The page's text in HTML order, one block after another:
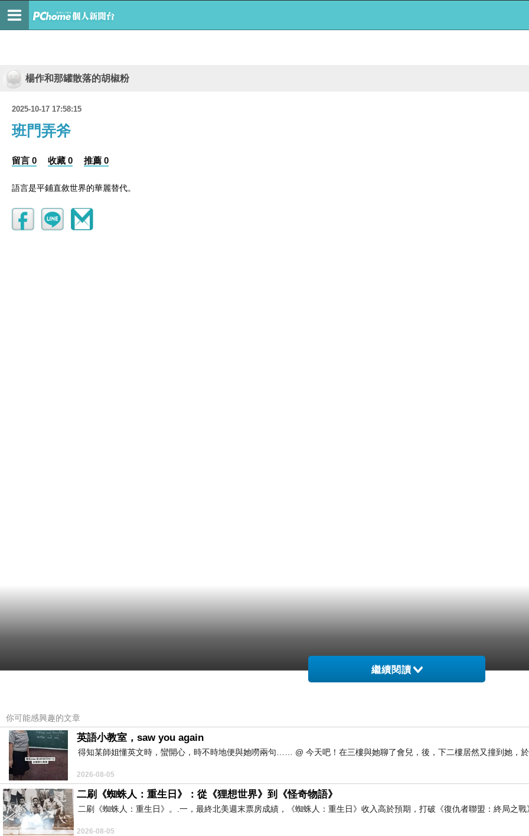
楊作和那罐散落的胡椒粉
2025-10-17 17:58:15
班門弄斧
留言 0 收藏 0 推薦 0
語言是平鋪直敘世界的華麗替代。
繼續閱讀
你可能感興趣的文章
英語小教室，saw you again
得知某師姐懂英文時，蠻開心，時不時地便與她嘮兩句…… @ 今天吧！在三樓與她聊了會兒，後，下二樓居然又撞到她，
2026-08-05
二刷《蜘蛛人：重生日》：從《狸想世界》到《怪奇物語》
二刷《蜘蛛人：重生日》。.一，最終北美週末票房成績，《蜘蛛人：重生日》收入高於預期，打破《復仇者聯盟：終局之
2026-08-05